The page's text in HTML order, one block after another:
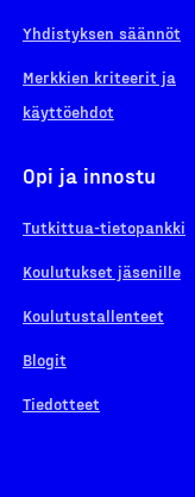
Yhdistyksen säännöt
Merkkien kriteerit ja
käyttöehdot
Opi ja innostu
Tutkittua-tietopankki
Koulutukset jäsenille
Koulutustallenteet
Blogit
Tiedotteet